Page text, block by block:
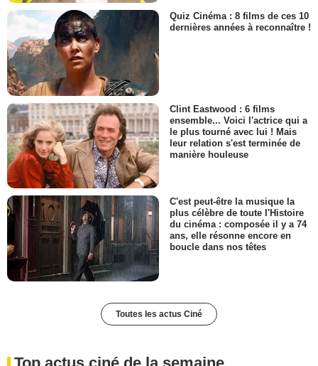
Quiz Cinéma : 8 films de ces 10
dernières années à reconnaître !
Clint Eastwood : 6 films
ensemble... Voici l'actrice qui a
le plus tourné avec lui ! Mais
leur relation s'est terminée de
manière houleuse
C'est peut-être la musique la
plus célèbre de toute l'Histoire
du cinéma : composée il y a 74
ans, elle résonne encore en
boucle dans nos têtes
Toutes les actus Ciné
Top actus ciné de la semaine